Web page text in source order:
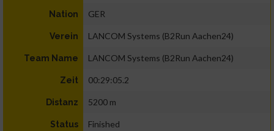
Nation GER
Verein LANCOM Systems (B2Run Aachen24)
Team Name LANCOM Systems (B2Run Aachen24)
Zeit 00:29:05.2
Distanz 5200 m
Status Finished